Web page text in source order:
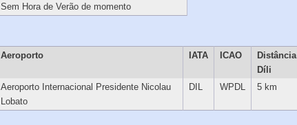
Sem Hora de Verão de momento
Aeroporto IATA ICAO
Díli
Aeroporto Internacional Presidente Nicolau
Lobato
DIL WPDL 5 km